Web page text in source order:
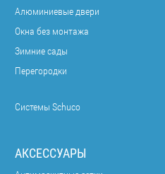
Алюминиевые двери
Окна без монтажа
Зимние сады
Перегородки
Системы Schuco
АКСЕССУАРЫ